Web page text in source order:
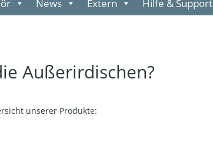
News Extern Hilfe & Support
Außerirdischen?
unserer Produkte: